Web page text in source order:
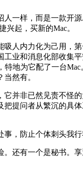
样，而是一款开源
兴起，买新的Mac。
内力化为己用，第
业和消息化部收集
地为它配了一台
然有。
非已然见责不怪
提问者从繁沉的
，防止个体刺头我
有一个是秘书。